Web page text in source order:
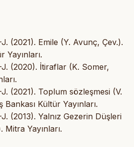
(2021). Emile (Y. Avunç, Çev.).
Yayınları.
(2020). İtiraflar (K. Somer,
(2021). Toplum sözleşmesi (V.
Kültür Yayınları.
(2013). Yalnız Gezerin Düşleri
Mitra Yayınları.